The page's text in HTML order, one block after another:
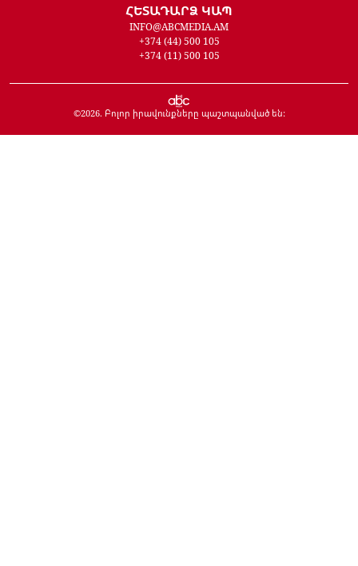
ՀԵՏԱԴԱՐՁ ԿԱՊ
INFO@ABCMEDIA.AM
+374 (44) 500 105
+374 (11) 500 105
©2026. Բոլոր իրավունքները պաշտպանված են: